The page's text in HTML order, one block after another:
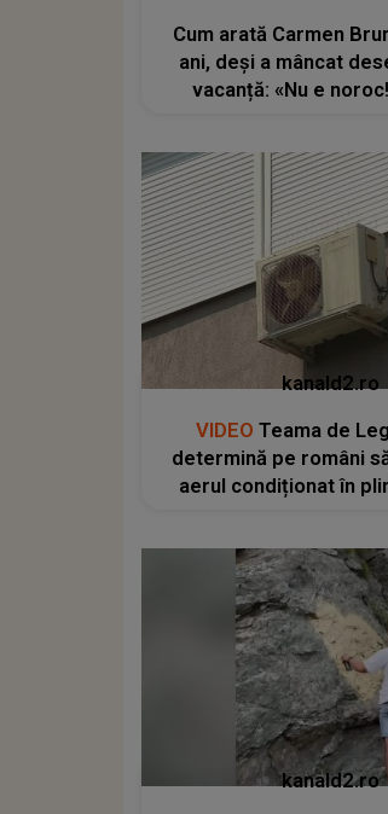
Cum arată Carmen
ani, deși a mâncat
vacanță: «Nu e
kanald2.ro
VIDEO Teama de
determină pe români
aerul condiționat în
kanald2.ro